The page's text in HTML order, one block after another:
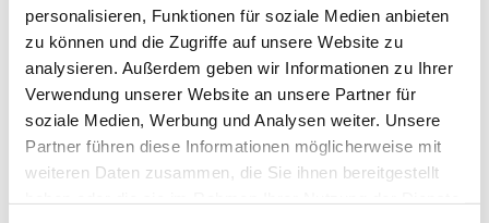
personalisieren, Funktionen für soziale Medien anbieten
zu können und die Zugriffe auf unsere Website zu
analysieren. Außerdem geben wir Informationen zu Ihrer
Verwendung unserer Website an unsere Partner für
soziale Medien, Werbung und Analysen weiter. Unsere
Partner führen diese Informationen möglicherweise mit
weiteren Daten zusammen, die Sie ihnen bereitgestellt